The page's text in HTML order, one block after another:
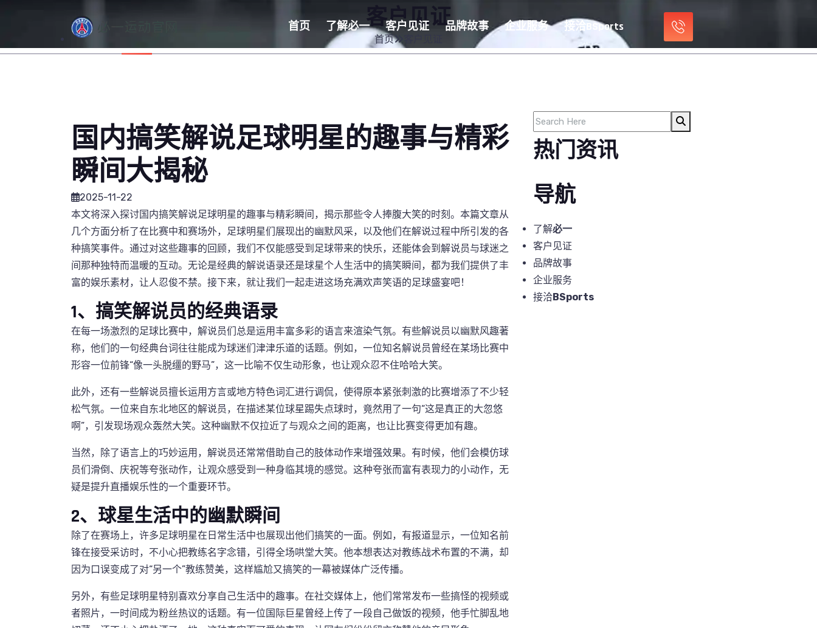
首页 了解必一 客户见证 品牌故事 企业服务 接洽BSports
客户见证
首页
国内搞笑解说足球明星的趣事与精彩
瞬间大揭秘
2025-11-22
本文将深入探讨国内搞笑解说足球明星的趣事与精彩瞬间，揭示那些令人捧腹大笑的时刻。本篇文章从
几个方面分析了在比赛中和赛场外，足球明星们展现出的幽默风采，以及他们在解说过程中所引发的各
种搞笑事件。通过对这些趣事的回顾，我们不仅能感受到足球带来的快乐，还能体会到解说员与球迷之
间那种独特而温暖的互动。无论是经典的解说语录还是球星个人生活中的搞笑瞬间，都为我们提供了丰
富的娱乐素材，让人忍俊不禁。接下来，就让我们一起走进这场充满欢声笑语的足球盛宴吧！
1、搞笑解说员的经典语录
在每一场激烈的足球比赛中，解说员们总是运用丰富多彩的语言来渲染气氛。有些解说员以幽默风趣著
称，他们的一句经典台词往往能成为球迷们津津乐道的话题。例如，一位知名解说员曾经在某场比赛中
形容一位前锋“像一头脱缰的野马”，这一比喻不仅生动形象，也让观众忍不住哈哈大笑。
此外，还有一些解说员擅长运用方言或地方特色词汇进行调侃，使得原本紧张刺激的比赛增添了不少轻
松气氛。一位来自东北地区的解说员，在描述某位球星踢失点球时，竟然用了一句“这是真正的大忽悠
啊”，引发现场观众轰然大笑。这种幽默不仅拉近了与观众之间的距离，也让比赛变得更加有趣。
当然，除了语言上的巧妙运用，解说员还常常借助自己的肢体动作来增强效果。有时候，他们会模仿球
员们滑倒、庆祝等夸张动作，让观众感受到一种身临其境的感觉。这种夸张而富有表现力的小动作，无
疑是提升直播娱乐性的一个重要环节。
2、球星生活中的幽默瞬间
除了在赛场上，许多足球明星在日常生活中也展现出他们搞笑的一面。例如，有报道显示，一位知名前
锋在接受采访时，不小心把教练名字念错，引得全场哄堂大笑。他本想表达对教练战术布置的不满，却
因为口误变成了对“另一个”教练赞美，这样尴尬又搞笑的一幕被媒体广泛传播。
另外，有些足球明星特别喜欢分享自己生活中的趣事。在社交媒体上，他们常常发布一些搞怪的视频或
者照片，一时间成为粉丝热议的话题。有一位国际巨星曾经上传了一段自己做饭的视频，他手忙脚乱地
热门资讯
导航
了解必一
客户见证
品牌故事
企业服务
接洽BSports